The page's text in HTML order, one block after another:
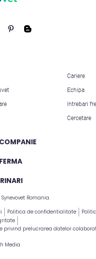
Cariere
Echipa
Intrebari
Cercetare
mari
Romania.
Politica de confidentialitate
privind prelucrarea datelor
Media